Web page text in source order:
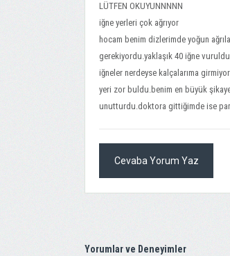
LÜTFEN OKUYUNNNNN
iğne yerleri çok ağrıyor
hocam benim dizlerimde yoğun
gerekiyordu.yaklaşık 40 iğne
iğneler nerdeyse kalçalarıma
yeri zor buldu.benim en büyük
unutturdu.doktora gittiğimde ise
Cevaba Yorum Yaz
Yorumlar ve Deneyimler